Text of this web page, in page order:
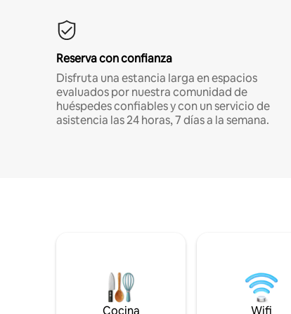
Reserva con confianza
Disfruta una estancia larga en espacios
evaluados por nuestra comunidad de
huéspedes confiables y con un servicio de
asistencia las 24 horas, 7 días a la semana.
Cocina Wifi